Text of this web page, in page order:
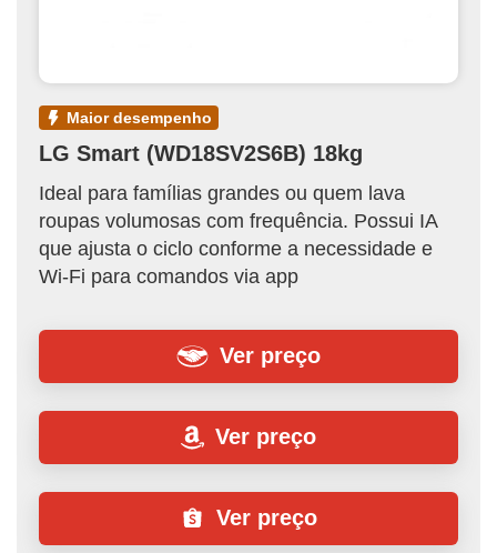
maior desempenho
LG Smart (WD18SV2S6B) 18kg
Ideal para famílias grandes ou quem lava
roupas volumosas com frequência. Possui IA
que ajusta o ciclo conforme a necessidade e
Wi-Fi para comandos via app
Ver preço
Ver preço
Ver preço